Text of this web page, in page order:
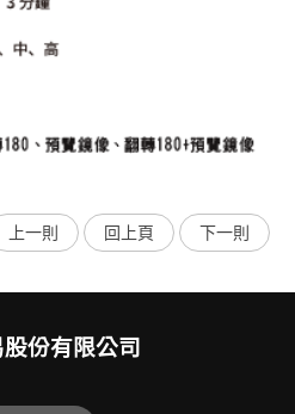
上一則 回上頁 下一則
份有限公司